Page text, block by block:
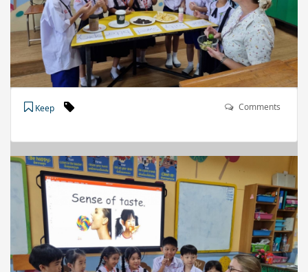
Keep Comments